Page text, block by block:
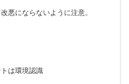
悪にならないように注意。
は環境認識